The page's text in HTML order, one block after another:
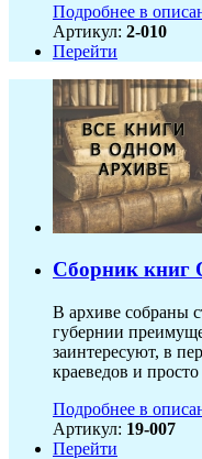
Подробнее в
Артикул: 2-010
Перейти
Сборник книг
В архиве собраны
губернии
заинтересуют, в
краеведов и
Подробнее в
Артикул: 19-007
Перейти